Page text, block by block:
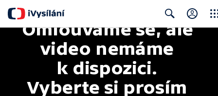
Search
Omlouváme se, ale
video nemáme
k dispozici.
Vyberte si prosím